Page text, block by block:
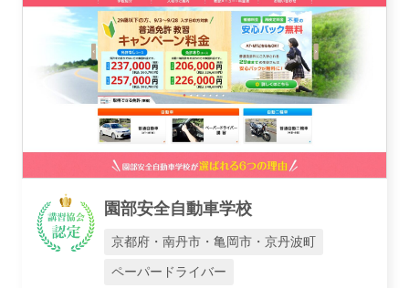
運営会社
業者様登録はこちら
園部安全自動車学校
京都府・南丹市・亀岡市・京丹波町
ペーパードライバー